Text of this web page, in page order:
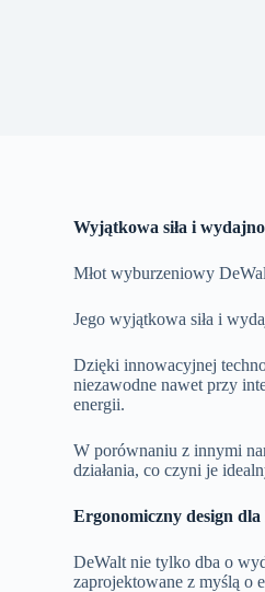
Wyjątkowa siła i
Młot wyburzeniowy
Jego wyjątkowa siła i
Dzięki innowacyjnej
niezawodne nawet przy
energii.
W porównaniu z innymi
działania, co czyni je
Ergonomiczny design
DeWalt nie tylko dba o
zaprojektowane z myślą o